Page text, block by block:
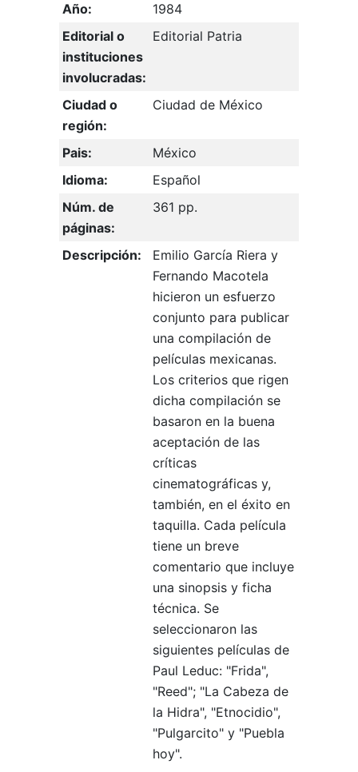
Año:
1984
Editorial o
instituciones
involucradas:
Editorial Patria
Ciudad o
región:
Ciudad de México
Pais:
México
Idioma:
Español
Núm. de
páginas:
361 pp.
Descripción:
Emilio García Riera y
Fernando Macotela
hicieron un esfuerzo
conjunto para publicar
una compilación de
películas mexicanas.
Los criterios que rigen
dicha compilación se
basaron en la buena
aceptación de las
críticas
cinematográficas y,
también, en el éxito en
taquilla. Cada película
tiene un breve
comentario que incluye
una sinopsis y ficha
técnica. Se
seleccionaron las
siguientes películas de
Paul Leduc: "Frida",
"Reed"; "La Cabeza de
la Hidra", "Etnocidio",
"Pulgarcito" y "Puebla
hoy".